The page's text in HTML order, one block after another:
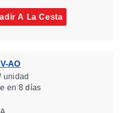
A La Cesta
AO
unidad
en 8 días